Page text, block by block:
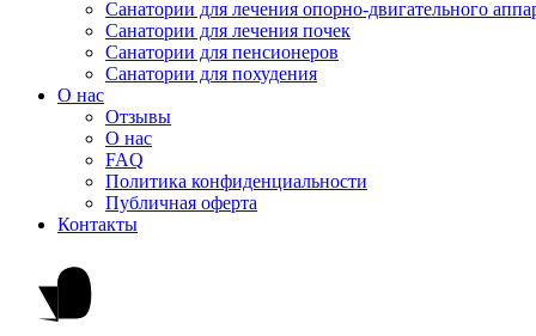
Санатории для лечения опорно-двигательного
Санатории для лечения почек
Санатории для пенсионеров
Санатории для похудения
О нас
Отзывы
О нас
FAQ
Политика конфиденциальности
Публичная оферта
Контакты